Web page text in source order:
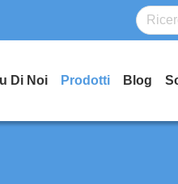
Di Noi Prodotti Blog